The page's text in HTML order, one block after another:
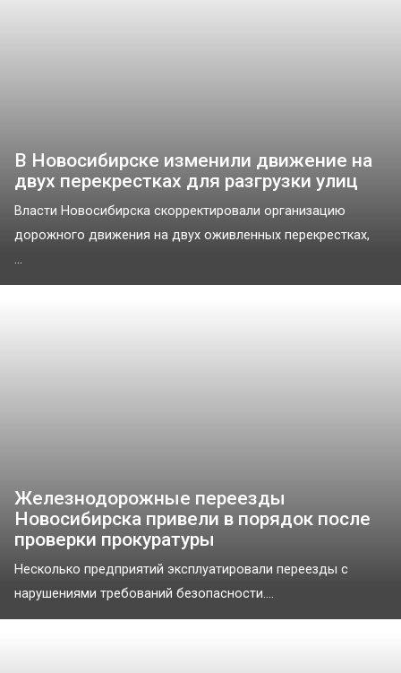
В Новосибирске изменили движение на
двух перекрестках для разгрузки улиц
Власти Новосибирска скорректировали организацию
дорожного движения на двух оживленных перекрестках,
...
Железнодорожные переезды
Новосибирска привели в порядок после
проверки прокуратуры
Несколько предприятий эксплуатировали переезды с
нарушениями требований безопасности....